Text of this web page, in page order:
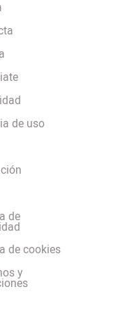
de uso
de
de cookies
y